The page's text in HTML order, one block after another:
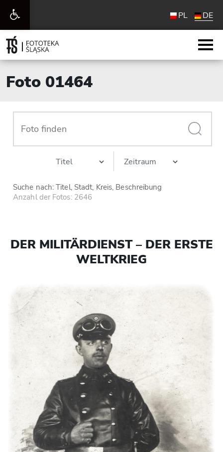
Werkzeugleiste
öffnen
PL DE
Foto 01464
Suche nach: Titel, Stadt, Kreis, Beschreibung
Anzahl der Fotos: 2646
DER MILITÄRDIENST – DER ERSTE
WELTKRIEG